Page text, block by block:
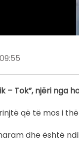
– Tok”, njëri nga
që të mos i
dhe është